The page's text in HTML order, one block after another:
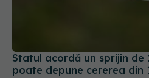
Statul acordă un sprijin de
poate depune cererea din